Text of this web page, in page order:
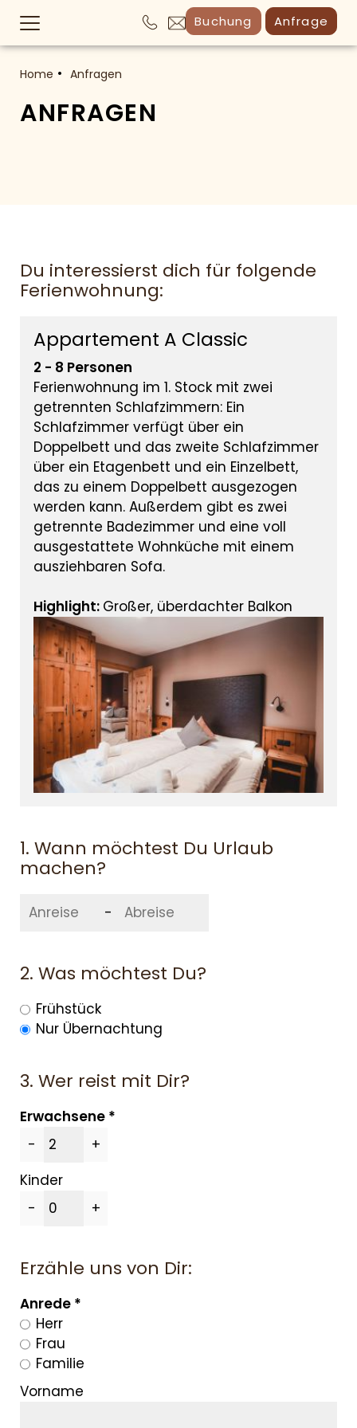
Buchung Anfrage
ÜBER UNS
ANGEBOTE
WE ARE FAMILY
SERVICES & SPA
URLAUBSTIPPS
Home Anfragen
ANFRAGEN
Du interessierst dich für folgende
Ferienwohnung:
Appartement A Classic
2 - 8 Personen
Ferienwohnung im 1. Stock mit zwei
getrennten Schlafzimmern: Ein
Schlafzimmer verfügt über ein
Doppelbett und das zweite Schlafzimmer
über ein Etagenbett und ein Einzelbett,
das zu einem Doppelbett ausgezogen
werden kann. Außerdem gibt es zwei
getrennte Badezimmer und eine voll
ausgestattete Wohnküche mit einem
ausziehbaren Sofa.
Highlight: Großer, überdachter Balkon
1. Wann möchtest Du Urlaub
machen?
-
2. Was möchtest Du?
Frühstück
Nur Übernachtung
3. Wer reist mit Dir?
Erwachsene
-
+
Kinder
-
+
Erzähle uns von Dir:
Anrede
Herr
Frau
Familie
Vorname